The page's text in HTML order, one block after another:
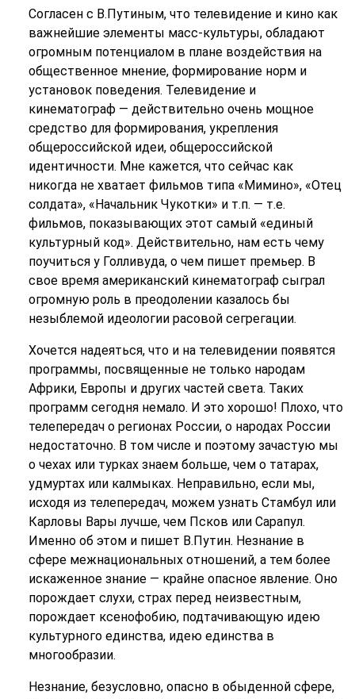
Согласен с В.Путиным, что телевидение и кино как
важнейшие элементы масс-культуры, обладают
огромным потенциалом в плане воздействия на
общественное мнение, формирование норм и
установок поведения. Телевидение и
кинематограф — действительно очень мощное
средство для формирования, укрепления
общероссийской идеи, общероссийской
идентичности. Мне кажется, что сейчас как
никогда не хватает фильмов типа «Мимино», «Отец
солдата», «Начальник Чукотки» и т.п. — т.е.
фильмов, показывающих этот самый «единый
культурный код». Действительно, нам есть чему
поучиться у Голливуда, о чем пишет премьер. В
свое время американский кинематограф сыграл
огромную роль в преодолении казалось бы
незыблемой идеологии расовой сегрегации.
Хочется надеяться, что и на телевидении появятся
программы, посвященные не только народам
Африки, Европы и других частей света. Таких
программ сегодня немало. И это хорошо! Плохо, что
телепередач о регионах России, о народах России
недостаточно. В том числе и поэтому зачастую мы
о чехах или турках знаем больше, чем о татарах,
удмуртах или калмыках. Неправильно, если мы,
исходя из телепередач, можем узнать Стамбул или
Карловы Вары лучше, чем Псков или Сарапул.
Именно об этом и пишет В.Путин. Незнание в
сфере межнациональных отношений, а тем более
искаженное знание — крайне опасное явление. Оно
порождает слухи, страх перед неизвестным,
порождает ксенофобию, подтачивающую идею
культурного единства, идею единства в
многообразии.
Незнание, безусловно, опасно в обыденной сфере,